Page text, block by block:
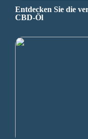
Entdecken Sie die
CBD-Öl